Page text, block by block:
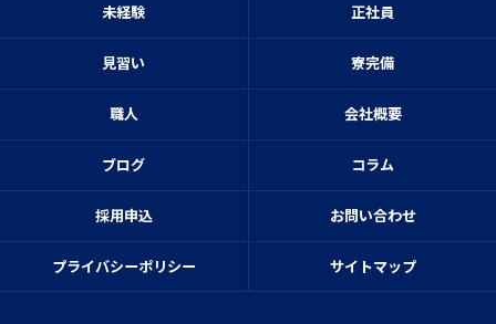
未経験 正社員
見習い 寮完備
職人 会社概要
ブログ コラム
採用申込 お問い合わせ
プライバシーポリシー サイトマップ